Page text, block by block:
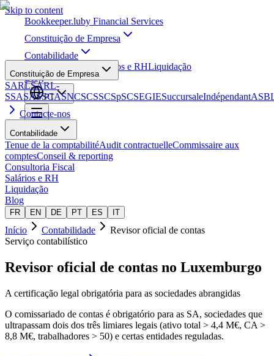
Skip to content
Bookkeeper.luby Financial Services
Constituição de Empresa
Contabilidade
Salários e RHLiquidação
Blog
PT
Constituição de Empresa
SARLSARL-
SSASASSCASNCSCSSCSpSCSEGIESuccursaleIndépendant
Contacte-nos
Contabilidade
Tenue de la comptabilitéAudit contractuelleCommissaire aux
comptesConseil & reporting
Consultoria Fiscal
Salários e RH
Liquidação
Blog
FR EN DE PT ES IT
Início Contabilidade
Revisor oficial de contas
Serviço contabilístico
Revisor oficial de contas no Luxemburgo
A certificação legal obrigatória para as sociedades abrangidas
O comissariado de contas é obrigatório para as SA, sociedades que
ultrapassam dois dos três limiares legais (ativo total > 4,4 M€, CA >
8,8 M€, trabalhadores > 50) e certas entidades reguladas.